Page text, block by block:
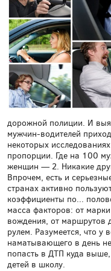
дорожной полиции. И
мужчин-водителей
некоторых
пропорции. Где на 100
женщин — 2. Никакие
Впрочем, есть и
странах активно
коэффициенты по...
масса факторов: от
вождения, от маршрутов
рулем. Разумеется, что у
наматывающего в день
попасть в ДТП куда
детей в школу.